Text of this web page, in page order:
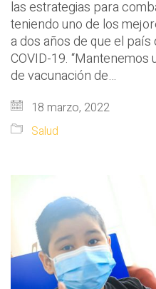
las estrategias para
teniendo uno de los
a dos años de que el
COVID-19.
de vacunación de…
18 marzo, 2022
Salud